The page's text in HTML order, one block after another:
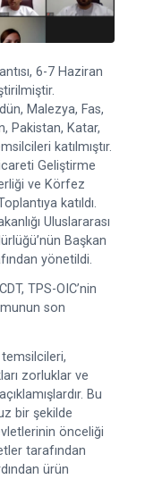
6-7 Haziran
Malezya, Fas,
Pakistan, Katar,
katılmıştır.
Geliştirme
ve Körfez
katıldı.
Uluslararası
Başkan
yönetildi.
TPS-OIC’nin
son
temsilcileri,
zorluklar ve
Bu
bir şekilde
önceliği
tarafından
ürün